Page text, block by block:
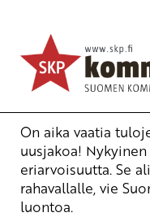
SKP:n
Ajankohtaista
17.2.2007 - 17:56
On aika vaatia
uusjakoa!
eriarvoisuutta. Se
rahavallalle, vie
luontoa.